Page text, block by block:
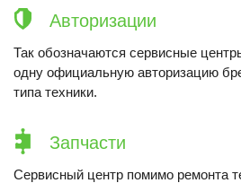
Авторизации
Так обозначаются сервисные
одну официальную авторизацию
типа техники.
Запчасти
Сервисный центр помимо ремонта